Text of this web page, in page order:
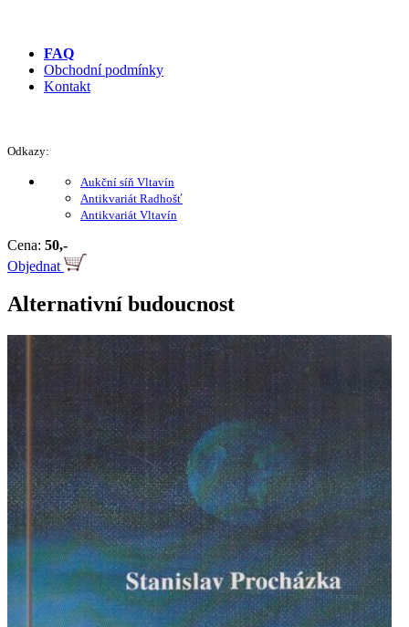
FAQ
Obchodní podmínky
Kontakt
Odkazy:
Aukční síň Vltavín
Antikvariát Radhošť
Antikvariát Vltavín
Cena: 50,-
Objednat
Alternativní budoucnost